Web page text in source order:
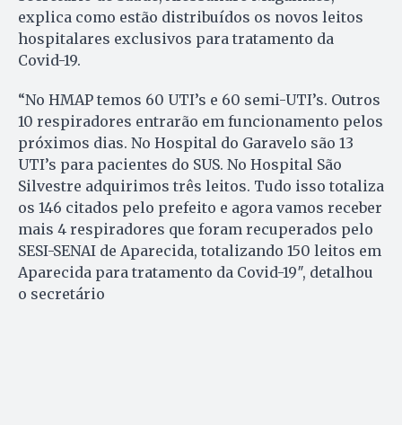
explica como estão distribuídos os novos leitos
hospitalares exclusivos para tratamento da
Covid-19.
“No HMAP temos 60 UTI’s e 60 semi-UTI’s. Outros
10 respiradores entrarão em funcionamento pelos
próximos dias. No Hospital do Garavelo são 13
UTI’s para pacientes do SUS. No Hospital São
Silvestre adquirimos três leitos. Tudo isso totaliza
os 146 citados pelo prefeito e agora vamos receber
mais 4 respiradores que foram recuperados pelo
SESI-SENAI de Aparecida, totalizando 150 leitos em
Aparecida para tratamento da Covid-19″, detalhou
o secretário